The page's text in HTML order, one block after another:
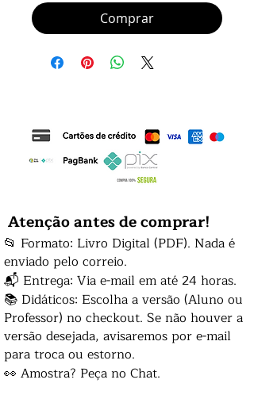
Comprar
Atenção antes de comprar!
📂 Formato: Livro Digital (PDF). Nada é
enviado pelo correio.
📬 Entrega: Via e-mail em até 24 horas.
📚 Didáticos: Escolha a versão (Aluno ou
Professor) no checkout. Se não houver a
versão desejada, avisaremos por e-mail
para troca ou estorno.
👀 Amostra? Peça no Chat.